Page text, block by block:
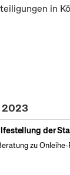
in
2023
der
zu